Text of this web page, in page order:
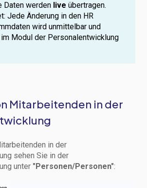
Daten werden live übertragen.
Jede Änderung in den HR
wird unmittelbar und
Modul der Personalentwicklung
Mitarbeitenden in der
in der
sehen Sie in der
unter "Personen/Personen":